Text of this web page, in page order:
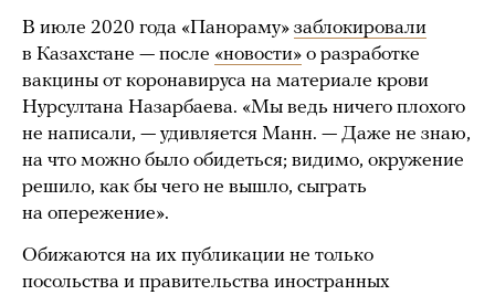
В июле 2020 года «Панораму» заблокировали
в Казахстане — после «новости» о разработке
вакцины от коронавируса на материале крови
Нурсултана Назарбаева. «Мы ведь ничего плохого
не написали, — удивляется Манн. — Даже не знаю,
на что можно было обидеться; видимо, окружение
решило, как бы чего не вышло, сыграть
на опережение».
Обижаются на их публикации не только
посольства и правительства иностранных